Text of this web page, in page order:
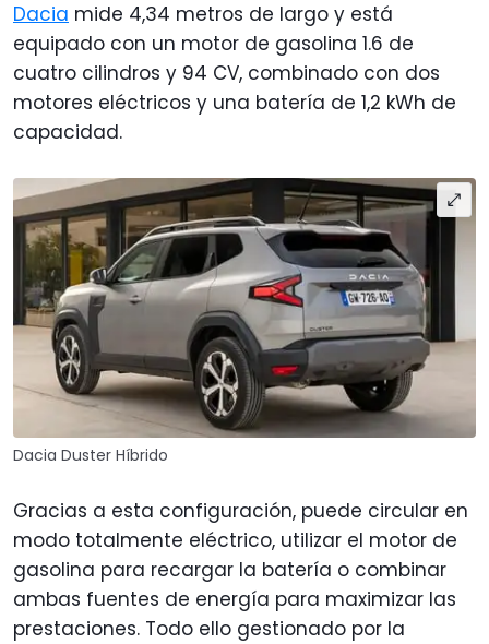
Dacia mide 4,34 metros de largo y está
equipado con un motor de gasolina 1.6 de
cuatro cilindros y 94 CV, combinado con dos
motores eléctricos y una batería de 1,2 kWh de
capacidad.
Dacia Duster Híbrido
Gracias a esta configuración, puede circular en
modo totalmente eléctrico, utilizar el motor de
gasolina para recargar la batería o combinar
ambas fuentes de energía para maximizar las
prestaciones. Todo ello gestionado por la